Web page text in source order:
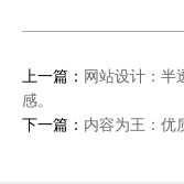
上一篇： 网站设计：半
感。
下一篇： 内容为王：优